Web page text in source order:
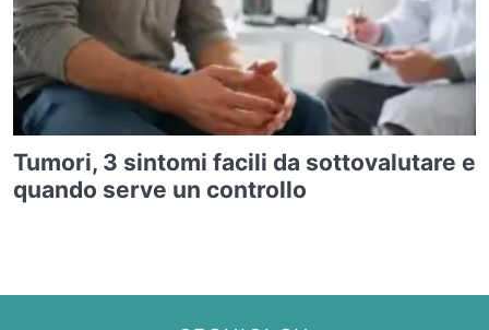
Tumori, 3 sintomi facili da sottovalutare e
quando serve un controllo